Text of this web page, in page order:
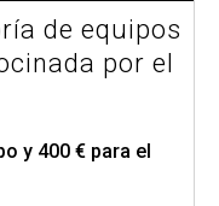
de equipos
por el
y 400 € para el